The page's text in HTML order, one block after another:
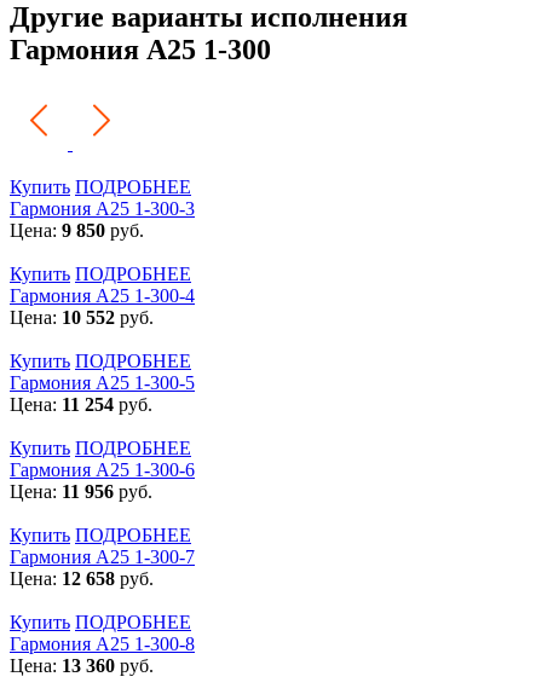
Другие варианты исполнения
Гармония А25 1-300
Купить ПОДРОБНЕЕ
Гармония А25 1-300-3
Цена: 9 850 руб.
Купить ПОДРОБНЕЕ
Гармония А25 1-300-4
Цена: 10 552 руб.
Купить ПОДРОБНЕЕ
Гармония А25 1-300-5
Цена: 11 254 руб.
Купить ПОДРОБНЕЕ
Гармония А25 1-300-6
Цена: 11 956 руб.
Купить ПОДРОБНЕЕ
Гармония А25 1-300-7
Цена: 12 658 руб.
Купить ПОДРОБНЕЕ
Гармония А25 1-300-8
Цена: 13 360 руб.